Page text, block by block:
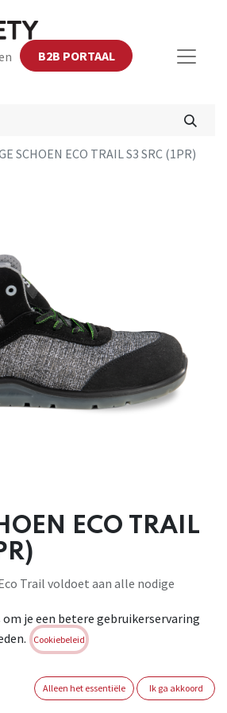
B2B PORTAAL
SCHOEN ECO TRAIL S3 SRC (1PR)
ECO TRAIL
Trail voldoet aan alle nodige
Hij is gemaakt van textiel dat
PET flessen en heeft ecologische
te verkleinen. Door de aanwezigheid
de hiel en een foam uit visco-elastisch
je een betere gebruikerservaring
Cookiebeleid
Alleen het essentiële Ik ga akkoord